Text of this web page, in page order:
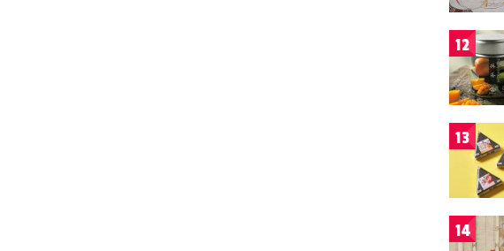
12
13
14